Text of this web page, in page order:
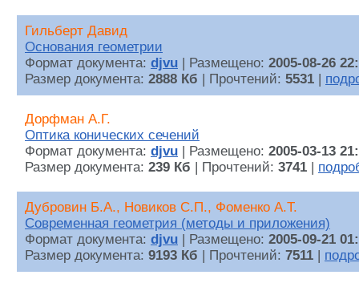
Гильберт Давид
Основания геометрии
Формат документа: djvu | Размещено: 2005-08-26
Размер документа: 2888 Кб | Прочтений: 5531
Дорфман А.Г.
Оптика конических сечений
Формат документа: djvu | Размещено: 2005-03-13
Размер документа: 239 Кб | Прочтений: 3741
Дубровин Б.А., Новиков С.П., Фоменко А.Т.
Современная геометрия (методы и приложения)
Формат документа: djvu | Размещено: 2005-09-21
Размер документа: 9193 Кб | Прочтений: 7511